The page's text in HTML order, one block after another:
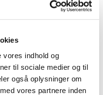
vores indhold og
til sociale medier og til
også oplysninger om
vores partnere inden
kunne